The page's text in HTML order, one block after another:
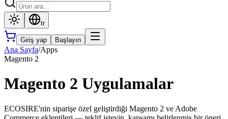
tr
Giriş yap Başlayın
Ana Sayfa/Apps
Magento 2
Magento 2 Uygulamalar
ECOSIRE'nin siparişe özel geliştirdiği Magento 2 ve Adobe